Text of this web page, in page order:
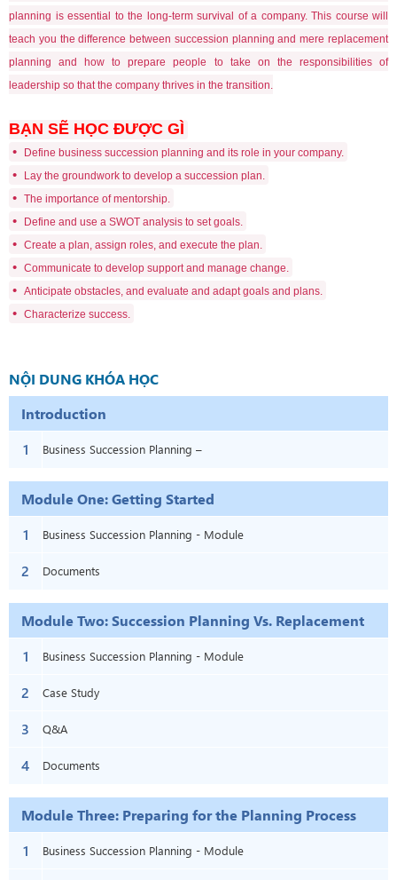
planning is essential to the long-term survival of a company. This course will
teach you the difference between succession planning and mere replacement
planning and how to prepare people to take on the responsibilities of
leadership so that the company thrives in the transition.
BẠN SẼ HỌC ĐƯỢC GÌ
• Define business succession planning and its role in your company.
• Lay the groundwork to develop a succession plan.
• The importance of mentorship.
• Define and use a SWOT analysis to set goals.
• Create a plan, assign roles, and execute the plan.
• Communicate to develop support and manage change.
• Anticipate obstacles, and evaluate and adapt goals and plans.
• Characterize success.
NỘI DUNG KHÓA HỌC
Introduction
1
Business Succession Planning –
Introduction
Module One: Getting Started
1
Business Succession Planning - Module
One: Getting Started
2 Documents
Module Two: Succession Planning Vs. Replacement
Planning
1 Business Succession Planning - Module
Two: Succession Planning Vs.
Replacement Planning
2 Case Study
3 Q&A
4 Documents
Module Three: Preparing for the Planning Process
1
Business Succession Planning - Module